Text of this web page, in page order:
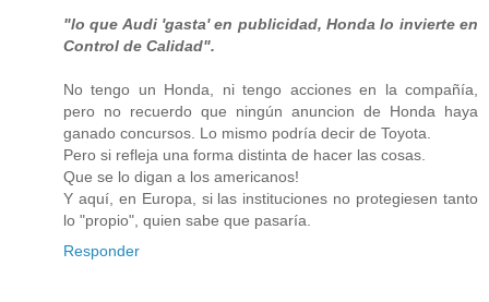
"lo que Audi 'gasta' en publicidad, Honda lo invierte en
Control de Calidad".
No tengo un Honda, ni tengo acciones en la compañía,
pero no recuerdo que ningún anuncion de Honda haya
ganado concursos. Lo mismo podría decir de Toyota.
Pero si refleja una forma distinta de hacer las cosas.
Que se lo digan a los americanos!
Y aquí, en Europa, si las instituciones no protegiesen tanto
lo "propio", quien sabe que pasaría.
Responder